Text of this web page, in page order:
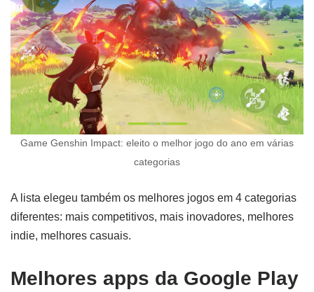
Game Genshin Impact: eleito o melhor jogo do ano em várias
categorias
A lista elegeu também os melhores jogos em 4 categorias
diferentes: mais competitivos, mais inovadores, melhores
indie, melhores casuais.
Melhores apps da Google Play